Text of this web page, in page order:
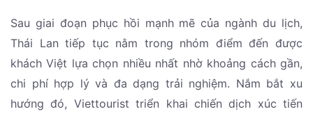
Sau giai đoạn phục hồi mạnh mẽ của ngành du lịch,
Thái Lan tiếp tục nằm trong nhóm điểm đến được
khách Việt lựa chọn nhiều nhất nhờ khoảng cách gần,
chi phí hợp lý và đa dạng trải nghiệm. Nắm bắt xu
hướng đó, Viettourist triển khai chiến dịch xúc tiến